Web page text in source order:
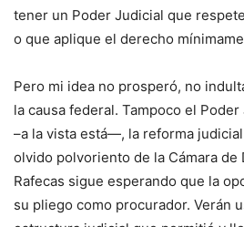
tener un Poder Judicial que
o que aplique el derecho
Pero mi idea no prosperó, no
la causa federal. Tampoco el
–a la vista está—, la reforma
olvido polvoriento de la Cámara de
Rafecas sigue esperando que la
su pliego como procurador. Verán